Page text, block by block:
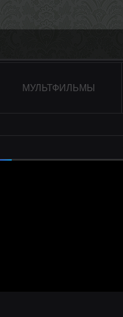
МУЛЬТФИЛЬМЫ